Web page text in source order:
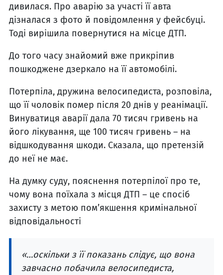
дивилася. Про аварію за участі її авта
дізналася з фото й повідомлення у фейсбуці.
Тоді вирішила повернутися на місце ДТП.
До того часу знайомий вже прикріпив
пошкоджене дзеркало на її автомобілі.
Потерпіла, дружина велосипедиста, розповіла,
що її чоловік помер після 20 днів у реанімації.
Винуватиця аварії дала 70 тисяч гривень на
його лікування, ще 100 тисяч гривень – на
відшкодування шкоди. Сказала, що претензій
до неї не має.
На думку суду, пояснення потерпілої про те,
чому вона поїхала з місця ДТП – це спосіб
захисту з метою пом’якшення кримінальної
відповідальності
«…оскільки з її показань слідує, що вона
завчасно побачила велосипедиста,